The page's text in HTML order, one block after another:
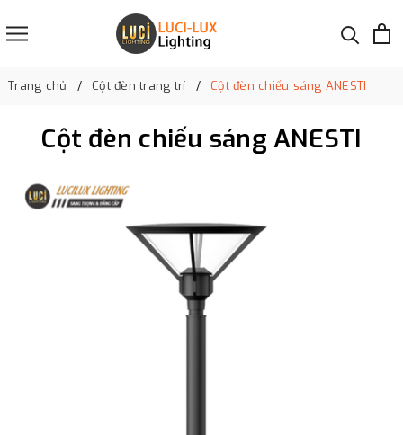
Trang chủ Cột đèn trang trí Cột đèn chiếu sáng ANESTI
Cột đèn chiếu sáng ANESTI